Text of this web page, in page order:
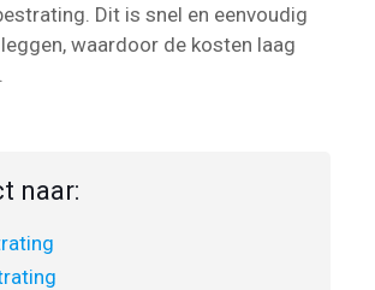
Dit is snel en eenvoudig
waardoor de kosten laag
naar: